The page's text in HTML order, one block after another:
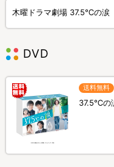
木曜ドラマ劇場 37.5℃の涙
DVD
送料無料
37.5℃の